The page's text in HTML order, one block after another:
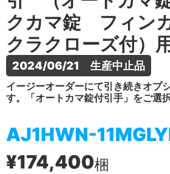
クカマ錠 フィン
クラクローズ付）用
2024/06/21　生産中止品
イージーオーダーにて引き続きオプ
す。「オートカマ錠付引手」をご選
AJ1HWN-
¥174,400梱